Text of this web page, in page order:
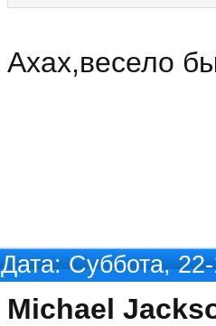
Ахах,весело
Дата: Суббота,
Michael